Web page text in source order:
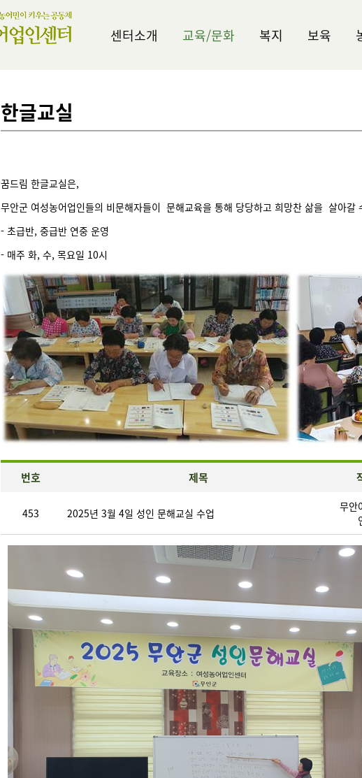
센터소개 교육/문화 복지 보육
한글교실
꿈드림 한글교실은,
무안군 여성농어업인들의 비문해자들이 문해교육을 통해 당당하고 희망찬 삶을 살아
- 초급반, 중급반 연중 운영
- 매주 화, 수, 목요일 10시
번호 제목
453 2025년 3월 4일 성인 문해교실 수업
무안